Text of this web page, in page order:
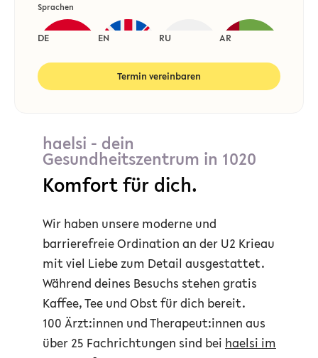
Sprachen
DE EN RU AR
Termin vereinbaren
haelsi - dein
Gesundheitszentrum in 1020
Komfortfür dich.
Wir haben unsere moderne und
barrierefreie Ordination an der U2 Krieau
mit viel Liebe zum Detail ausgestattet.
Während deines Besuchs stehen gratis
Kaffee, Tee und Obst für dich bereit.
100 Ärzt:innen und Therapeut:innen aus
über 25 Fachrichtungen sind bei haelsi im